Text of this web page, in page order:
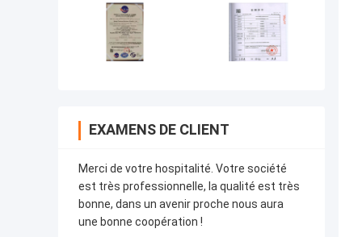
EXAMENS DE CLIENT
Merci de votre hospitalité. Votre société
est très professionnelle, la qualité est très
bonne, dans un avenir proche nous aura
une bonne coopération !